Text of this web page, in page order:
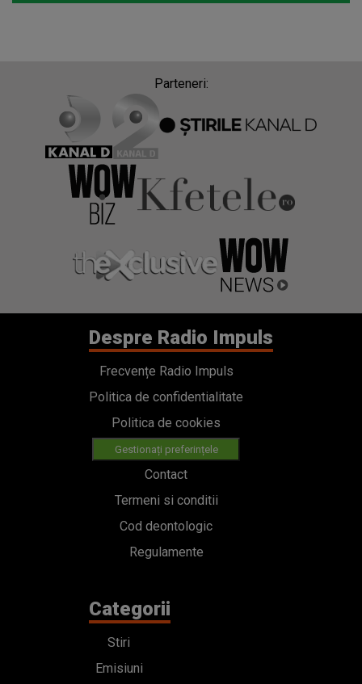
Parteneri:
Despre Radio Impuls
Frecvențe Radio Impuls
Politica de confidentialitate
Politica de cookies
Gestionați preferințele
Contact
Termeni si conditii
Cod deontologic
Regulamente
Categorii
Stiri
Emisiuni